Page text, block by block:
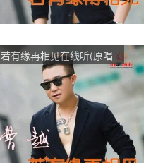
若有缘再相见在线听(原唱
是曹越)，甜止。苦到泪演
唱点播:108次